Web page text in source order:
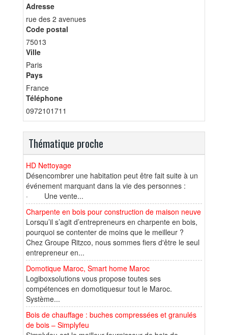
Adresse
rue des 2 avenues
Code postal
75013
Ville
Paris
Pays
France
Téléphone
0972101711
Thématique proche
HD Nettoyage
Désencombrer une habitation peut être fait suite à un
événement marquant dans la vie des personnes :
· Une vente...
Charpente en bois pour construction de maison neuve
Lorsqu’il s’agit d’entrepreneurs en charpente en bois,
pourquoi se contenter de moins que le meilleur ?
Chez Groupe Ritzco, nous sommes fiers d'être le seul
entrepreneur en...
Domotique Maroc, Smart home Maroc
Logiboxsolutions vous propose toutes ses
compétences en domotiquesur tout le Maroc.
Système...
Bois de chauffage : buches compressées et granulés
de bois – Simplyfeu